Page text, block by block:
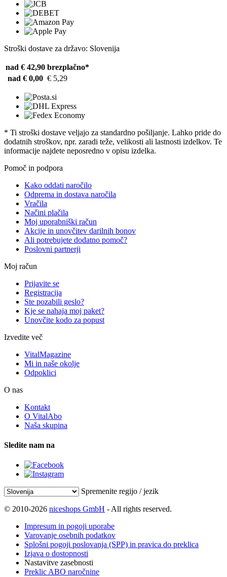
Stroški dostave za državo: Slovenija
nad € 42,90 brezplačno*
nad € 0,00 € 5,29
* Ti stroški dostave veljajo za standardno pošiljanje. Lahko pride do
dodatnih stroškov, npr. zaradi teže, velikosti ali lastnosti izdelkov. Te
informacije najdete neposredno v opisu izdelka.
Pomoč in podpora
Kako oddati naročilo
Odprema in dostava naročila
Vračila
Načini plačila
Moj uporabniški račun
Akcije in unovčitev darilnih bonov
Ali potrebujete dodatno pomoč?
Poslovni partnerji
Moj račun
Prijavite se
Registracija
Ste pozabili geslo?
Kje se nahaja moj paket?
Unovčite kodo za popust
Izvedite več
VitalMagazine
Mi in naše okolje
Odpoklici
O nas
Kontakt
O VitalAbo
Naša skupina
Sledite nam na
Spremenite regijo / jezik
© 2010-2026 niceshops GmbH - All rights reserved.
Impresum in pogoji uporabe
Varovanje osebnih podatkov
Splošni pogoji poslovanja (SPP) in pravica do preklica
Izjava o dostopnosti
Nastavitve zasebnosti
Preklic ABO naročnine